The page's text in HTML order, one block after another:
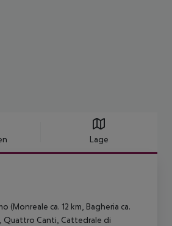
Lage
ca. 12 km, Bagheria ca.
Quattro Canti, Cattedrale di